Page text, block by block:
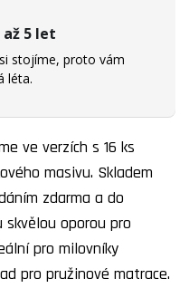
5 let
stojíme, proto vám
léta.
ve verzích s 16 ks
masivu. Skladem
zdarma a do
oporou pro
pro milovníky
pro pružinové matrace.